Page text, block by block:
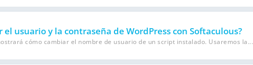
el usuario y la contraseña de WordPress con Softaculous?
cómo cambiar el nombre de usuario de un script instalado. Usaremos la...